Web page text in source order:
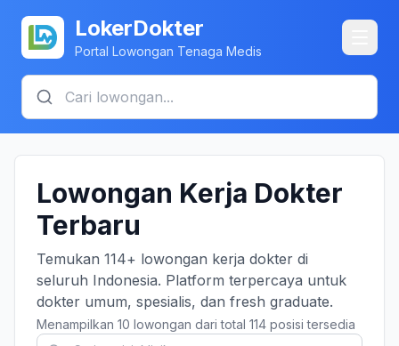
LokerDokter
Portal Lowongan Tenaga Medis
Lowongan Kerja Dokter
Terbaru
Temukan 114+ lowongan kerja dokter di
seluruh Indonesia. Platform terpercaya untuk
dokter umum, spesialis, dan fresh graduate.
Menampilkan 10 lowongan dari total 114 posisi tersedia